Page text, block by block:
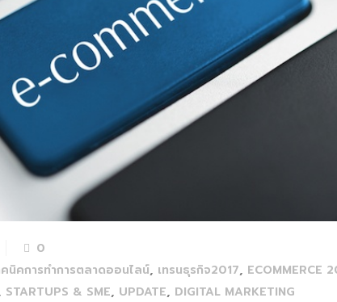
0
คนิคการทำการตลาดออนไลน์, เทรนธุรกิจ2017, ECOMMERCE
STARTUPS & SME, UPDATE, DIGITAL MARKETING